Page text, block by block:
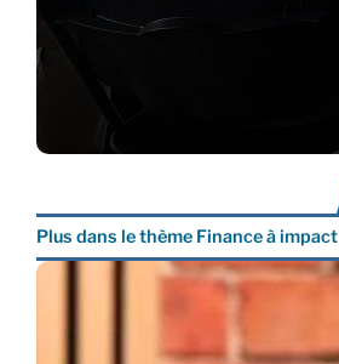
Plus dans le thème Finance à impact